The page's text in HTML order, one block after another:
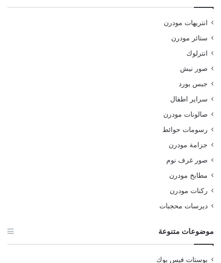
انتريهات مودرن
ستائر مودرن
انترلوك
صور نيش
جبس بورد
سراير اطفال
صالونات مودرن
رسومات حوائط
جزامة مودرن
صور غرف نوم
مطابخ مودرن
ركنات مودرن
ديرسات محجبات
موضوعات متنوعة
بوستات فيس بوك